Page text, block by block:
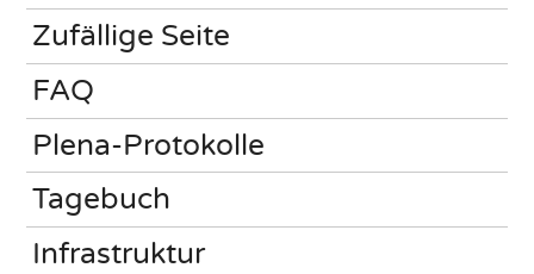
Zufällige Seite
FAQ
Plena-Protokolle
Tagebuch
Infrastruktur